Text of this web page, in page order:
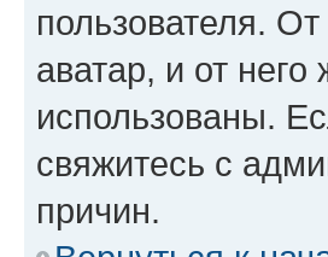
пользователя.
аватар, и от
использованы.
свяжитесь с
причин.